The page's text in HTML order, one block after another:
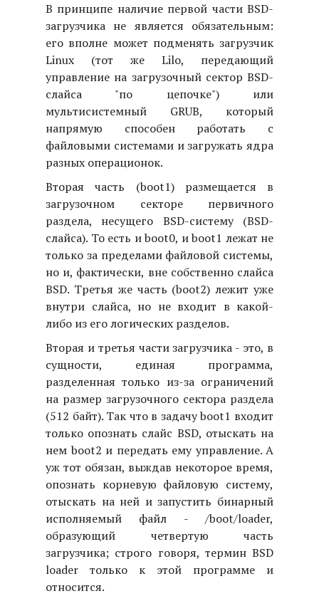
В принципе наличие первой части BSD-
загрузчика не является обязательным:
его вполне может подменять загрузчик
Linux (тот же Lilo, передающий
управление на загрузочный сектор BSD-
слайса "по цепочке") или
мультисистемный GRUB, который
напрямую способен работать с
файловыми системами и загружать ядра
разных операционок.
Вторая часть (boot1) размещается в
загрузочном секторе первичного
раздела, несущего BSD-систему (BSD-
слайса). То есть и boot0, и boot1 лежат не
только за пределами файловой системы,
но и, фактически, вне собственно слайса
BSD. Третья же часть (boot2) лежит уже
внутри слайса, но не входит в какой-
либо из его логических разделов.
Вторая и третья части загрузчика - это, в
сущности, единая программа,
разделенная только из-за ограничений
на размер загрузочного сектора раздела
(512 байт). Так что в задачу boot1 входит
только опознать слайс BSD, отыскать на
нем boot2 и передать ему управление. А
уж тот обязан, выждав некоторое время,
опознать корневую файловую систему,
отыскать на ней и запустить бинарный
исполняемый файл - /boot/loader,
образующий четвертую часть
загрузчика; строго говоря, термин BSD
loader только к этой программе и
относится.